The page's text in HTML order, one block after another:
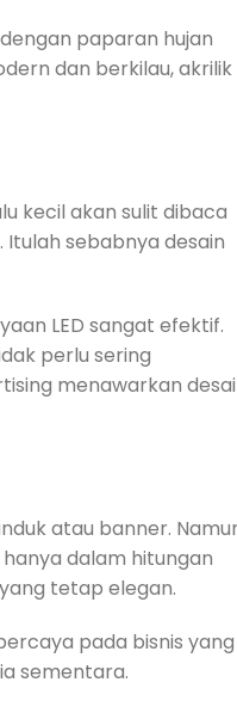
paparan hujan
dan berkilau, akrilik
kecil akan sulit dibaca
sebabnya desain
LED sangat efektif.
perlu sering
menawarkan
atau banner.
hanya dalam hitungan
tetap elegan.
pada bisnis yang
sementara.